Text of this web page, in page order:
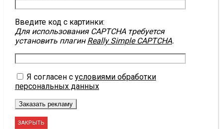
Введите код с картинки:
Для использования CAPTCHA требуется
установить плагин Really Simple CAPTCHA.
Я согласен с условиями обработки
персональных данных
ЗАКРЫТЬ